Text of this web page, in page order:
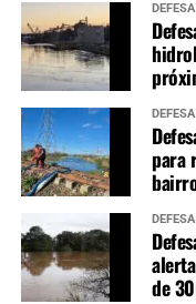
para
de